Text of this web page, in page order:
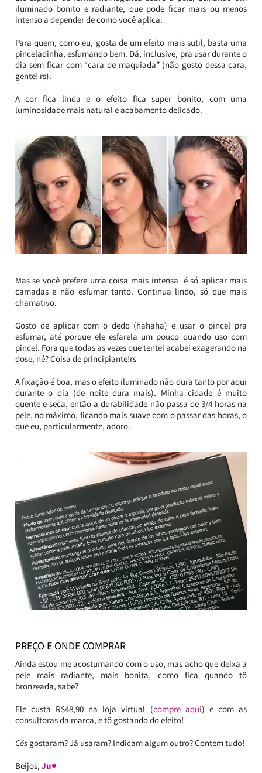
iluminado bonito e radiante, que pode ficar mais ou menos
intenso a depender de como você aplica.
Para quem, como eu, gosta de um efeito mais sutil, basta uma
pinceladinha, esfumando bem. Dá, inclusive, pra usar durante o
dia sem ficar com “cara de maquiada” (não gosto dessa cara,
gente! rs).
A cor fica linda e o efeito fica super bonito, com uma
luminosidade mais natural e acabamento delicado.
Mas se você prefere uma coisa mais intensa é só aplicar mais
camadas e não esfumar tanto. Continua lindo, só que mais
chamativo.
Gosto de aplicar com o dedo (hahaha) e usar o pincel pra
esfumar, até porque ele esfarela um pouco quando uso com
pincel. Fora que todas as vezes que tentei acabei exagerando na
dose, né? Coisa de principiante!rs
A fixação é boa, mas o efeito iluminado não dura tanto por aqui
durante o dia (de noite dura mais). Minha cidade é muito
quente e seca, então a durabilidade não passa de 3/4 horas na
pele, no máximo, ficando mais suave com o passar das horas, o
que eu, particularmente, adoro.
PREÇO E ONDE COMPRAR
Ainda estou me acostumando com o uso, mas acho que deixa a
pele mais radiante, mais bonita, como fica quando tô
bronzeada, sabe?
Ele custa R$48,90 na loja virtual (compre aqui) e com as
consultoras da marca, e tô gostando do efeito!
Cêsgostaram? Já usaram? Indicam algum outro? Contem tudo!
Beijos, Ju♥